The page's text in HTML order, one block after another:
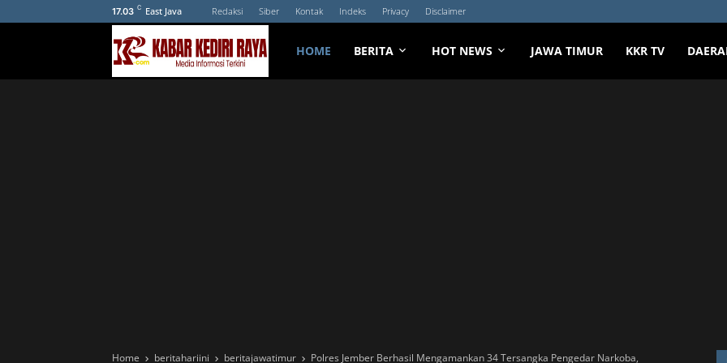
17.03 C East Java Redaksi Siber Kontak Indeks Privacy Disclaimer
HOME BERITA HOT NEWS JAWA TIMUR KKR TV
Home beritahariini beritajawatimur
Polres Jember Berhasil Mengamankan 34 Tersangka Pengedar Narkoba,